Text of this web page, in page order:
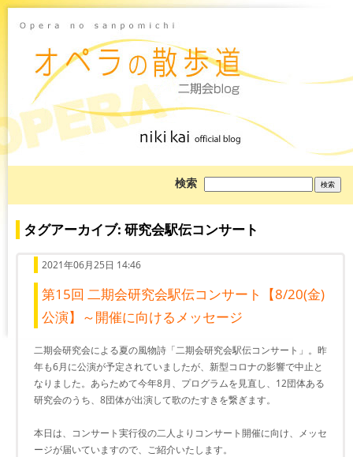
検索
を
索:
タグアーカイブ: 研究会駅伝コンサート
2021年06月25日 14:46
第15回 二期会研究会駅伝コンサート【8/20(金)
公演】～開催に向けるメッセージ
二期会研究会による夏の風物詩「二期会研究会駅伝コンサート」。昨
年も6月に公演が予定されていましたが、新型コロナの影響で中止と
なりました。あらためて今年8月、プログラムを見直し、12団体ある
研究会のうち、8団体が出演して歌のたすきを繋ぎます。
本日は、コンサート実行役の二人よりコンサート開催に向け、メッセ
ージが届いていますので、ご紹介いたします。